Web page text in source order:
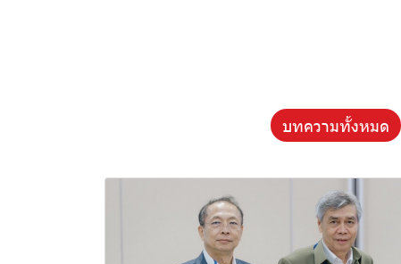
บทความทั้งหมด